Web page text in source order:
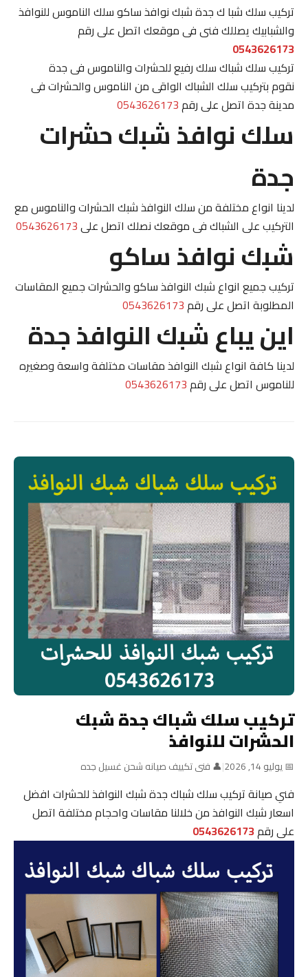
تركيب سلك شبا ك جدة شبك نوافذ ساكو سلك الناموس للنوافذ
والشبابيك يصللك فنى فى موقعك اتصل على رقم
0543626173
تركيب سلك شباك سلك رفيع للحشرات والناموس فى جدة
نقوم بتركيب سلك الشباك الواقى من الناموس والحشرات فى
مدينة جدة اتصل على رقم0543626173
سلك نوافذ شبك حشرات
جدة
لدينا انواع مختلفة من سلك النوافذ شبك الحشرات والناموس مع
التركيب على الشباك فى موقعك نصلك اتصل على0543626173
شبك نوافذ ساكو
تركيب جميع انواع شبك النوافذ ساكو والحشرات جميع المقاسات
المطلوبة اتصل على رقم0543626173
اين يباع شبك النوافذ جدة
لدينا كافة انواع شبك النوافذ مقاسات مختلفة واسعة وصغيره
للناموس اتصل على رقم0543626173
تركيب سلك شباك جدة شبك
الحشرات للنوافذ
📅 يوليو 14, 2026 |👤 فنى تكييف صيانه شحن غسيل جده
فني صيانة تركيب سلك شباك جدة شبك النوافذ للحشرات افضل
اسعار شبك النوافذ من خلالنا مقاسات واحجام مختلفة اتصل
على رقم0543626173